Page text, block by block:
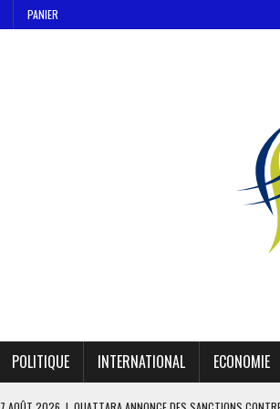
PANIER
POLITIQUE INTERNATIONAL ECONOMIE